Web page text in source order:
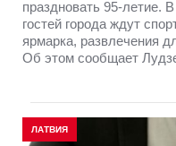
праздновать 95-летие.
гостей города ждут
ярмарка, развлечения
Об этом сообщает
ЛАТВИЯ